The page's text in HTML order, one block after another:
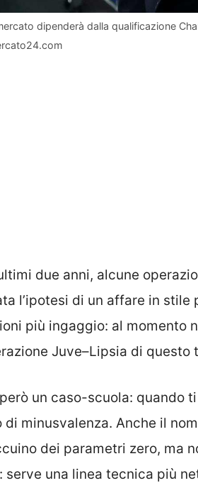
dipenderà dalla qualificazione
due anni, alcune
l’ipotesi di un affare in
più ingaggio: al momento
Juve–Lipsia di questo
un caso-scuola: quando
di minusvalenza. Anche il
dei parametri zero, ma
serve una linea tecnica più